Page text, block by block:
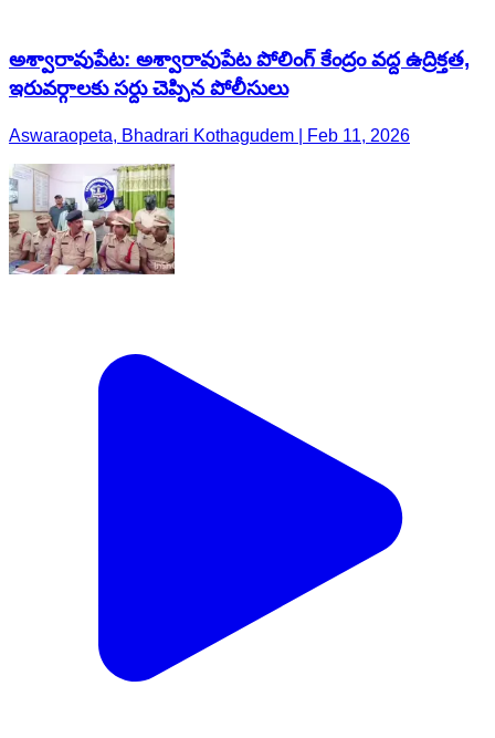
అశ్వారావుపేట: అశ్వారావుపేట పోలింగ్ కేంద్రం వద్ద ఉద్రిక్తత,
ఇరువర్గాలకు సర్దు చెప్పిన పోలీసులు
Aswaraopeta, Bhadrari Kothagudem | Feb 11, 2026